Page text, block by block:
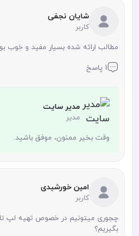
شایان نجفی
کاربر
مطالب ارائه شده بسیار مفید و خوب
1 پاسخ
مدیر سایت
مدیر
وقت بخیر ممنون، موفق باشید.
امین خورشیدی
کاربر
چجوری میتونیم در خصوص تهیه لپ
بگیریم؟